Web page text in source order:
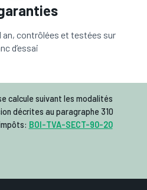
an, contrôlées et testées sur
d’essai
calcule suivant les modalités
décrites au paragraphe 310
BOI-TVA-SECT-90-20